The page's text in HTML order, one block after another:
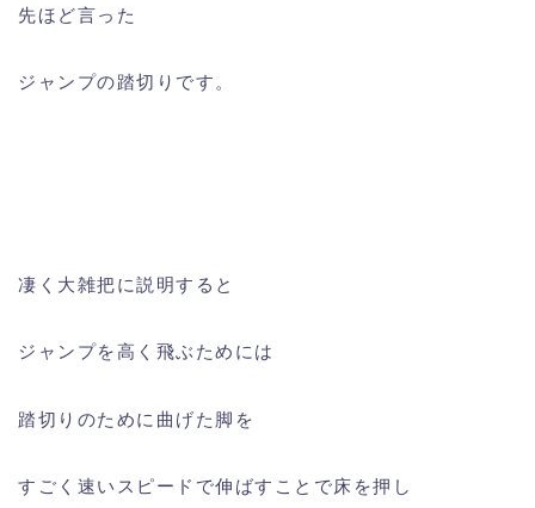
先ほど言った
ジャンプの踏切りです。
凄く大雑把に説明すると
ジャンプを高く飛ぶためには
踏切りのために曲げた脚を
すごく速いスピードで伸ばすことで床を押し